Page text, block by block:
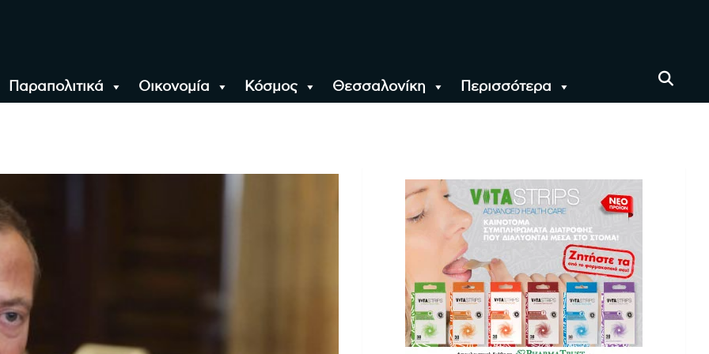
Παραπολιτικά Οικονομία Κόσμος Θεσσαλονίκη Περισσότερα